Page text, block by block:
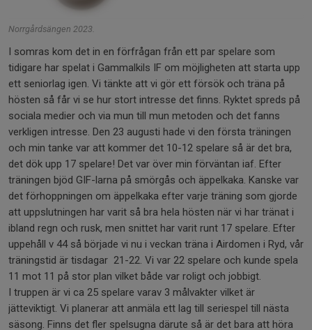
Norrgårdsängen 2023.
I somras kom det in en förfrågan från ett par spelare som
tidigare har spelat i Gammalkils IF om möjligheten att starta upp
ett seniorlag igen. Vi tänkte att vi gör ett försök och träna på
hösten så får vi se hur stort intresse det finns. Ryktet spreds på
sociala medier och via mun till mun metoden och det fanns
verkligen intresse. Den 23 augusti hade vi den första träningen
och min tanke var att kommer det 10-12 spelare så är det bra,
det dök upp 17 spelare! Det var över min förväntan iaf. Efter
träningen bjöd GIF-larna på smörgås och äppelkaka. Kanske var
det förhoppningen om äppelkaka efter varje träning som gjorde
att uppslutningen har varit så bra hela hösten när vi har tränat i
ibland regn och rusk, men snittet har varit runt 17 spelare. Efter
uppehåll v 44 så började vi nu i veckan träna i Airdomen i Ryd, vår
träningstid är tisdagar 21-22. Vi var 22 spelare och kunde spela
11 mot 11 på stor plan vilket både var roligt och jobbigt.
I truppen är vi ca 25 spelare varav 3 målvakter vilket är
jätteviktigt. Vi planerar att anmäla ett lag till seriespel till nästa
säsong. Finns det fler spelsugna därute så är det bara att höra